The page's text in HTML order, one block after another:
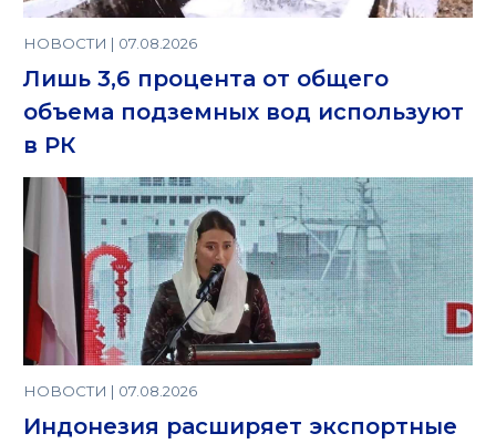
НОВОСТИ | 07.08.2026
Лишь 3,6 процента от общего
объема подземных вод используют
в РК
НОВОСТИ | 07.08.2026
Индонезия расширяет экспортные